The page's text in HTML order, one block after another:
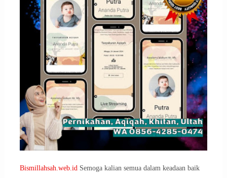
Bismillahsah.web.idSemoga kalian semua dalam keadaan baik